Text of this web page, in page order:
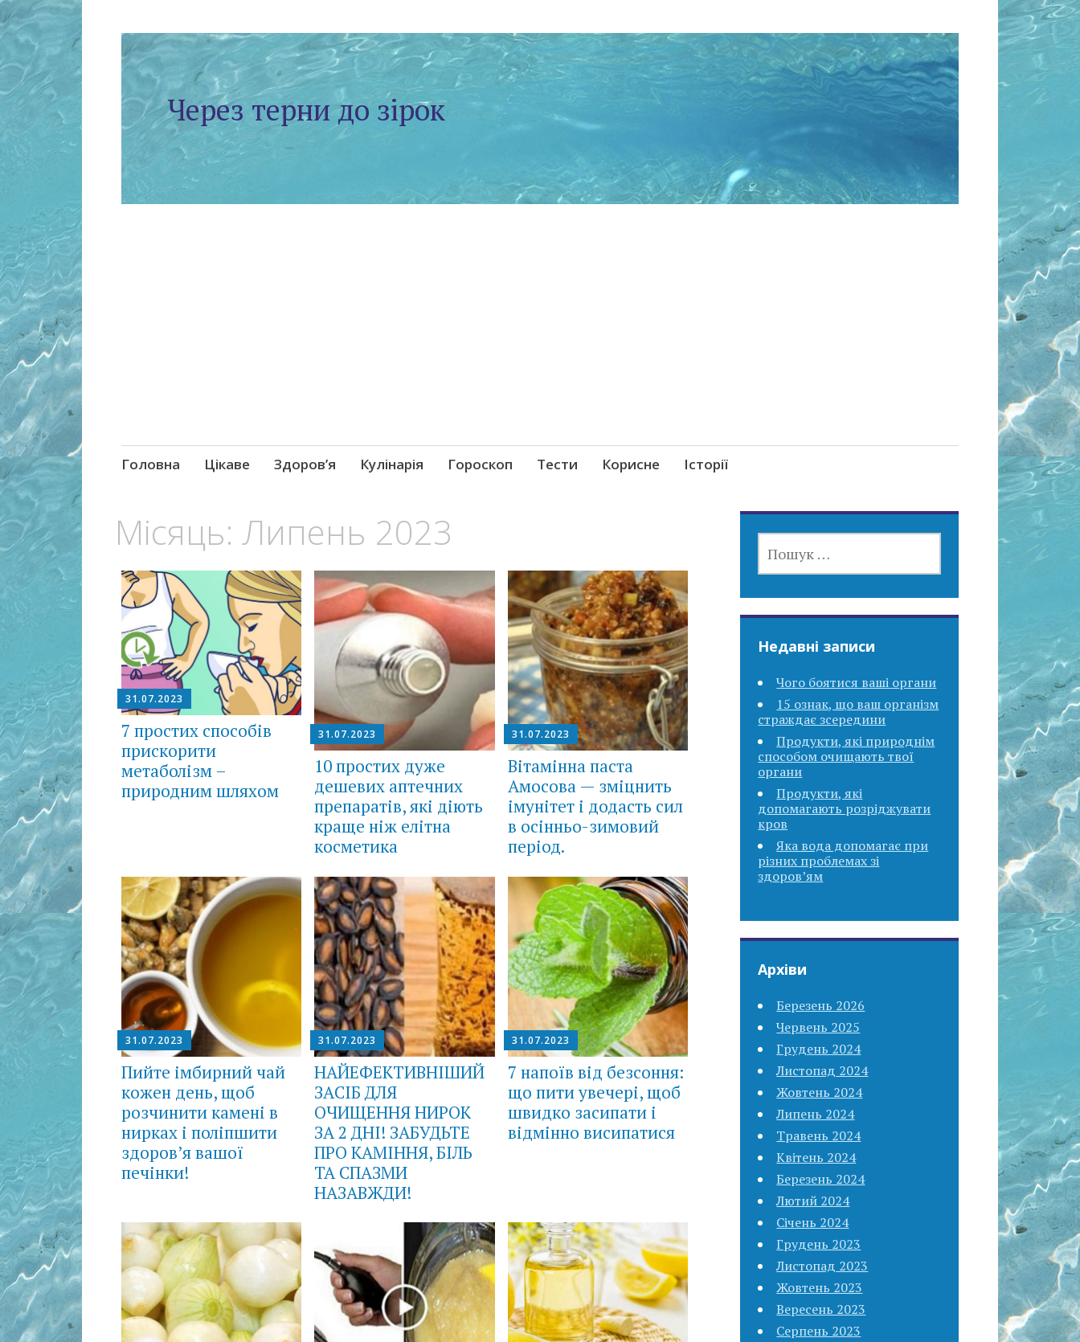
Через терни до зірок
Skip
Головна Цікаве Здоров’я Кулінарія Гороскоп Тести Корисне Історії
Місяць: Липень 2023
31.07.2023
7 простих способів
прискорити
метаболізм –
природним шляхом
31.07.2023
10 простих дуже
дешевих аптечних
препаратів, які діють
краще ніж елітна
косметика
31.07.2023
Вітамінна паста
Амосова — зміцнить
імунітет і додасть сил
в осінньо-зимовий
період.
31.07.2023
Пийте імбирний чай
кожен день, щоб
розчинити камені в
нирках і поліпшити
здоров’я вашої
печінки!
31.07.2023
НAЙЕФEКТИВНІШИЙ
ЗAСІБ ДЛЯ
ОЧИЩЕННЯ НИPОК
ЗА 2 ДНІ! ЗАБУДЬТЕ
ПРО КАМIННЯ, БIЛЬ
ТА СПAЗМИ
НАЗAВЖДИ!
31.07.2023
7 напоїв від безсоння:
що пити увечері, щоб
швидко засипати і
відмінно висипатися
Недавні записи
Чого боятися ваші органи
15 ознак, що ваш організм
страждає зсередини
Продукти, які природнім
способом очищають твої
органи
Продукти, які
допомагають розріджувати
кров
Яка вода допомагає при
різних проблемах зі
здоров’ям
Архіви
Березень 2026
Червень 2025
Грудень 2024
Листопад 2024
Жовтень 2024
Липень 2024
Травень 2024
Квітень 2024
Березень 2024
Лютий 2024
Січень 2024
Грудень 2023
Листопад 2023
Жовтень 2023
Вересень 2023
Серпень 2023